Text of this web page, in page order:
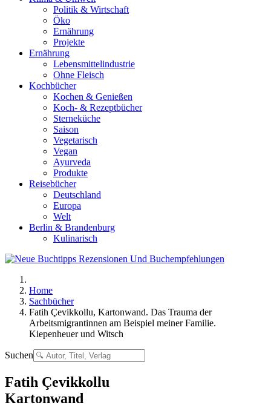
Politik & Wirtschaft
Öko
Ernährung
Projekte
Ernährung
Lebensmittelindustrie
Ohne Fleisch
Kochbücher
Kochen & Genießen
Koch- & Rezeptbücher
Sterneküche
Saison
Vegetarisch
Vegan
Ayurveda
Produkte
Reisebücher
Deutschland
Europa
Welt
Berlin & Brandenburg
Kulinarisch
Home
Sachbücher
Fatih Çevikkollu, Kartonwand. Das Trauma der
Arbeitsmigrantinnen am Beispiel meiner Familie.
Kiepenheuer und Witsch
Suchen
Fatih Çevikkollu
Kartonwand